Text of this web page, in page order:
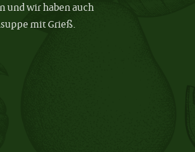
und wir haben auch
mit Grieß.